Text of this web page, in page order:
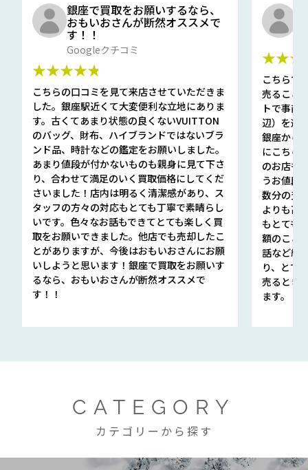
銀座で買取をお願いするなら、
おもいおさんが断然オススメで
す！！
Googleクチコミ
★★★★★
こちらの口コミを見て来店させていただきま
した。銀座駅近くて大変便利な立地にありま
す。古くてあまり状態の良くないVUITTON
のバッグ、財布、ハイブランドではないブラ
ンド品、時計などの鑑定をお願いしました。
あまり値段が付かないものも親身に見て下さ
り、合わせて満足のいく買取価格にしてくだ
さいました！店内は明るく清潔感があり、ス
タッフの方々の対応もとても丁寧で素晴らし
いです。色々なお話もできてとても楽しく買
取をお願いできました。他店でも売却したこ
とがありますが、今後はおもいおさんにお願
いしようと思います！銀座で買取をお願いす
るなら、おもいおさんが断然オススメで
す！！
こちらで
売ること
トで事前
辺）を選
銀座から
にこちら
のお店も
うお値段
数分の査
よりも高
もとても
額のこと
話など細
り、とて
売るとき
ます。
CATEGORY
カテゴリーから探す